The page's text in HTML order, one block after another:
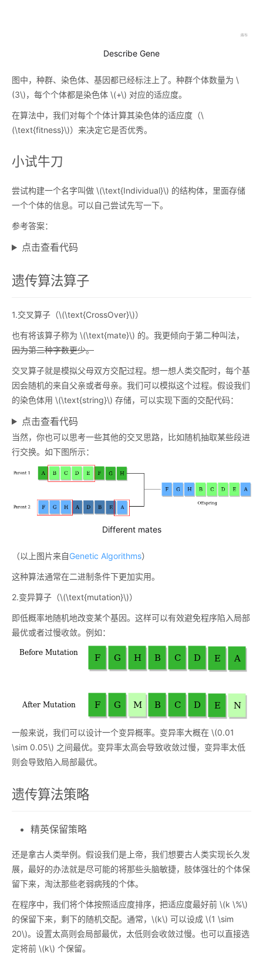
Describe Gene
图中，种群、染色体、基因都已经标注上了。种群个体数量为 \
(3\)，每个个体都是染色体 \(+\) 对应的适应度。
在算法中，我们对每个个体计算其染色体的适应度（\
(\text{fitness}\)）来决定它是否优秀。
小试牛刀
尝试构建一个名字叫做 \(\text{Individual}\) 的结构体，里面存储
一个个体的信息。可以自己尝试先写一下。
参考答案：
点击查看代码
遗传算法算子
1.交叉算子（\(\text{CrossOver}\)）
也有将该算子称为 \(\text{mate}\) 的。我更倾向于第二种叫法，
因为第二种字数更少。
交叉算子就是模拟父母双方交配过程。想一想人类交配时，每个基
因会随机的来自父亲或者母亲。我们可以模拟这个过程。假设我们
的染色体用 \(\text{string}\) 存储，可以实现下面的交配代码：
点击查看代码
当然，你也可以思考一些其他的交叉思路，比如随机抽取某些段进
行交换。如下图所示：
Different mates
（以上图片来自Genetic Algorithms）
这种算法通常在二进制条件下更加实用。
2.变异算子（\(\text{mutation}\)）
即低概率地随机地改变某个基因。这样可以有效避免程序陷入局部
最优或者过慢收敛。例如：
一般来说，我们可以设计一个变异概率。变异率大概在 \(0.01
\sim 0.05\) 之间最优。变异率太高会导致收敛过慢，变异率太低
则会导致陷入局部最优。
遗传算法策略
精英保留策略
还是拿古人类举例。假设我们是上帝，我们想要古人类实现长久发
展，最好的办法就是尽可能的将那些头脑敏捷，肢体强壮的个体保
留下来，淘汰那些老弱病残的个体。
在程序中，我们将个体按照适应度排序，把适应度最好前 \(k \%\)
的保留下来，剩下的随机交配。通常， \(k\) 可以设成 \(1 \sim
20\)。设置太高则会局部最优，太低则会收敛过慢。也可以直接选
定将前 \(k\) 个保留。